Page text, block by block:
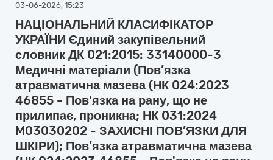
03-06-2026, 15:23
НАЦІОНАЛЬНИЙ КЛАСИФІКАТОР
УКРАЇНИ Єдиний закупівельний
словник ДК 021:2015: 33140000-3
Медичні матеріали (Пов’язка
атравматична мазева (НК 024:2023
46855 - Пов'язка на рану, що не
прилипає, проникна; НК 031:2024
M03030202 - ЗАХИСНІ ПОВ’ЯЗКИ ДЛЯ
ШКІРИ); Пов’язка атравматична мазева